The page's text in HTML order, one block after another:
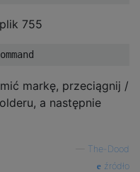
755
markę, przeciągnij /
a następnie
The-Dood
źródło